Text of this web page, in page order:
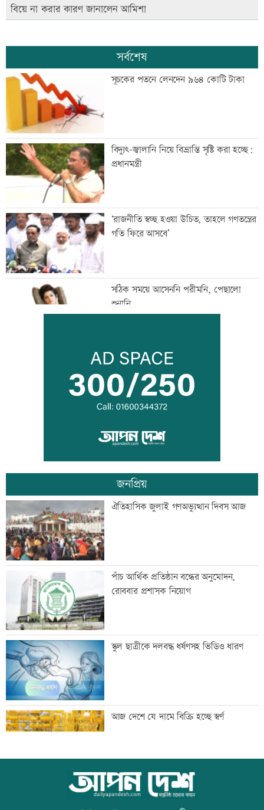
বিয়ে না করার কারণ জানালেন আমিশা
সর্বশেষ
সূচকের পতনে লেনদেন ৯৬৪ কোটি টাকা
বিদ্যুৎ-জ্বালানি নিয়ে বিভ্রান্তি সৃষ্টি করা হচ্ছে:
প্রধানমন্ত্রী
‘রাজনীতি স্বচ্ছ হওয়া উচিত, তাহলে গণতন্ত্রের
গতি ফিরে আসবে’
সঠিক সময়ে আসেননি পরীমনি, পেছালো
শুনানি
‘দেশ পরিচালনায় সরকার ব্যর্থ হলে তখন
সমালোচনা করবেন’
স্থগিত আলিম পরীক্ষার বিষয়সমূহের সূচি
প্রকাশ
বিপিএলে খেলতে চায় শ্রীলঙ্কার ফ্র্যাঞ্চাইজি
বাঁশখালীতে প্রধানমন্ত্রী
ইতিহাস বিকৃতির অপচেষ্টাকারী অতি দানবীয়
শক্তি রুখে দিতে হবে এখনই
স্বামীর ওপর অভিমান করে আত্মহত্যা
‘ভারত-বাংলাদেশের প্রধানমন্ত্রী এক হলে,
অনেক সমস্যার সমাধান সম্ভব’
জনপ্রিয়
ঐতিহাসিক জুলাই গণঅভ্যুত্থান দিবস আজ
পাঁচ আর্থিক প্রতিষ্ঠান বন্ধের অনুমোদন,
রোববার প্রশাসক নিয়োগ
স্কুল ছাত্রীকে দলবদ্ধ ধর্ষণসহ ভিডিও ধারণ
আজ দেশে যে দামে বিক্রি হচ্ছে স্বর্ণ
আজ বিশ্ব বন্ধু দিবস